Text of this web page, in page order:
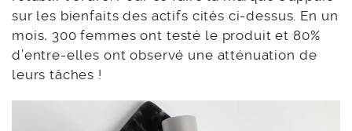
sur les bienfaits des actifs cités ci-dessus. En un
mois, 300 femmes ont testé le produit et 80%
d’entre-elles ont observé une atténuation de
leurs tâches !